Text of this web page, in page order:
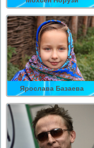
Ярослава Базаева